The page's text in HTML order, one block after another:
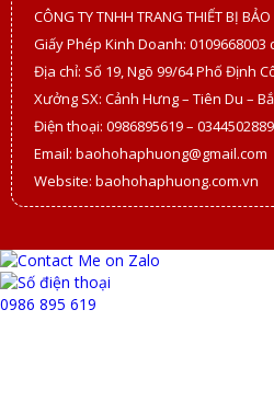
CÔNG TY TNHH TRANG THIẾT BỊ
Giấy Phép Kinh Doanh:
Địa chỉ: Số 19, Ngõ 99/64 Phố Định
Xưởng SX: Cảnh Hưng – Tiên Du –
Điện thoại: 0986895619 –
Email: baohohaphuong@gmail.com
Website: baohohaphuong.com.vn
0986 895 619